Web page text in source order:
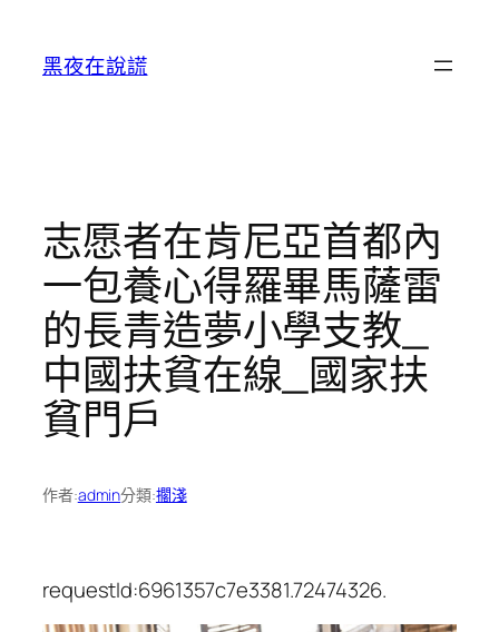
黑夜在說謊
志愿者在肯尼亞首都內
一包養心得羅畢馬薩雷
的長青造夢小學支教_
中國扶貧在線_國家扶
貧門戶
作者:admin分類:擱淺
requestId:6961357c7e3381.72474326.